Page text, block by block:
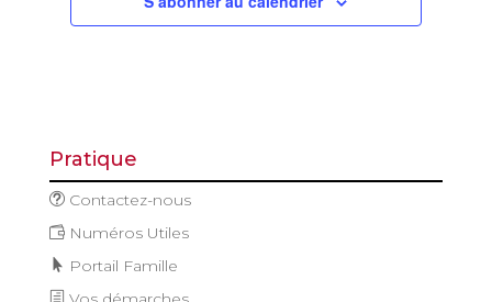
Pratique
Contactez-nous
Numéros Utiles
Portail Famille